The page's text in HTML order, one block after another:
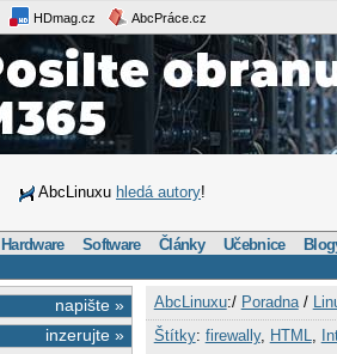
HDmag.cz AbcPráce.cz
AbcLinuxu hledá autory!
Hardware Software Články Učebnice
napište »
inzerujte »
AbcLinuxu:/ Poradna/
Štítky: firewally, HTML